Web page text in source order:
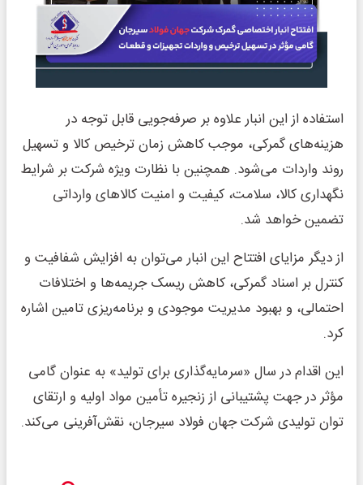
استفاده از این انبار علاوه بر صرفه‌جویی قابل توجه در
هزینه‌های گمرکی، موجب کاهش زمان ترخیص کالا و تسهیل
روند واردات می‌شود. همچنین با نظارت ویژه شرکت بر شرایط
نگهداری کالا، سلامت، کیفیت و امنیت کالاهای وارداتی
تضمین خواهد شد.
از دیگر مزایای افتتاح این انبار می‌توان به افزایش شفافیت و
کنترل بر اسناد گمرکی، کاهش ریسک جریمه‌ها و اختلافات
احتمالی، و بهبود مدیریت موجودی و برنامه‌ریزی تامین اشاره
کرد.
این اقدام در سال «سرمایه‌گذاری برای تولید» به عنوان گامی
مؤثر در جهت پشتیبانی از زنجیره تأمین مواد اولیه و ارتقای
توان تولیدی شرکت جهان فولاد سیرجان، نقش‌آفرینی می‌کند.